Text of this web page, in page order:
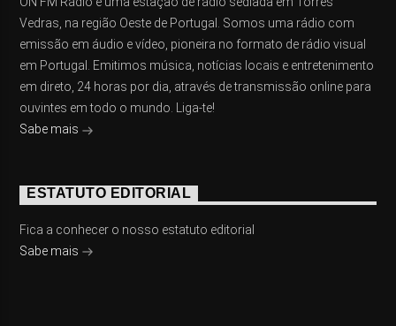
Vedras, na região Oeste de Portugal. Somos uma rádio com
emissão em áudio e vídeo, pioneira no formato de rádio visual
em Portugal. Emitimos música, notícias locais e entretenimento
em direto, 24 horas por dia, através de transmissão online para
ouvintes em todo o mundo. Liga-te!
Sabe mais
ESTATUTO EDITORIAL
Fica a conhecer o nosso estatuto editorial
Sabe mais